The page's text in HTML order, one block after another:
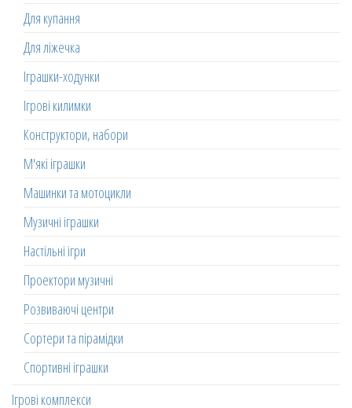
Для купання
Для ліжечка
Іграшки-ходунки
Ігрові килимки
Конструктори, набори
М'які іграшки
Машинки та мотоцикли
Музичні іграшки
Настільні ігри
Проектори музичні
Розвиваючі центри
Сортери та пірамідки
Спортивні іграшки
Ігрові комплекси